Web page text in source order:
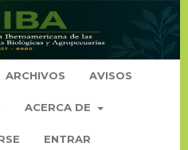
ARCHIVOS AVISOS
ACERCA DE
ENTRAR